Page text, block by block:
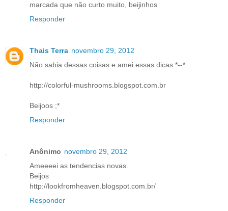
marcada que não curto muito, beijinhos
Responder
Thais Terra novembro 29, 2012
Não sabia dessas coisas e amei essas dicas *--*
http://colorful-mushrooms.blogspot.com.br
Beijoos ;*
Responder
Anônimo novembro 29, 2012
Ameeeei as tendencias novas.
Beijos
http://lookfromheaven.blogspot.com.br/
Responder